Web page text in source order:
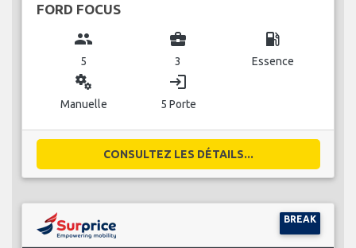
FORD FOCUS
group
5
business_center
3
local_gas_station
Essence
miscellaneous_services
Manuelle
login
5 Porte
CONSULTEZ LES DÉTAILS...
BREAK